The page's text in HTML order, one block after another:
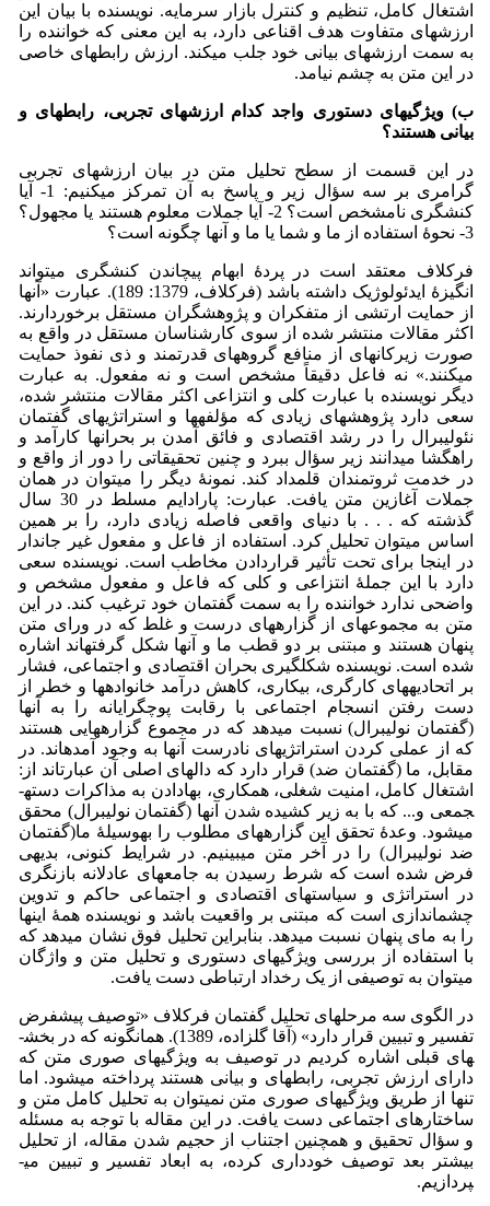
اشتغال کامل، تنظیم و کنترل بازار سرمایه. نویسنده با بیان این
ارزش­های متفاوت هدف اقناعی دارد، به این معنی که خواننده را
به سمت ارزش­های بیانی خود جلب می­کند. ارزش رابطه­ای خاصی
در این متن به چشم نیامد.
ب) ویژگی­های دستوری واجد کدام ارزش­های تجربی، رابطه­ای و
بیانی هستند؟
در این قسمت از سطح تحلیل متن در بیان ارزش­های تجربی
گرامری بر سه سؤال زیر و پاسخ به آن تمرکز می­کنیم: 1- آیا
کنشگری نامشخص است؟ 2- آیا جملات معلوم هستند یا مجهول؟
3- نحوۀ استفاده از ما و شما یا ما و آنها چگونه است؟
فرکلاف معتقد است در پردۀ ابهام پیچاندن کنش­گری می­تواند
انگیزۀ ایدئولوژیک داشته باشد (فرکلاف، 1379: 189). عبارت «آنها
از حمایت ارتشی از متفکران و پژوهشگران مستقل برخوردارند.
اکثر مقالات منتشر شده از سوی کارشناسان مستقل در واقع به
صورت زیرکانه­ای از منافع گروه­های قدرتمند و ذی نفوذ حمایت
می­کنند.» نه فاعل دقیقاً مشخص است و نه مفعول. به عبارت
دیگر نویسنده با عبارت کلی و انتزاعی اکثر مقالات منتشر شده،
سعی دارد پژوهش­های زیادی که مؤلفه­ها و استراتژی­های گفتمان
نئولیبرال را در رشد اقتصادی و فائق آمدن بر بحران­ها کارآمد و
راهگشا می­دانند زیر سؤال ببرد و چنین تحقیقاتی را دور از واقع و
در خدمت ثروتمندان قلمداد کند. نمونۀ دیگر را می­توان در همان
جملات آغازین متن یافت. عبارت: پارادایم مسلط در 30 سال
گذشته که . . . با دنیای واقعی فاصله زیادی دارد، را بر همین
اساس می­توان تحلیل کرد. استفاده از فاعل و مفعول غیر جاندار
در اینجا برای تحت تأثیر قراردادن مخاطب است. نویسنده سعی
دارد با این جملۀ انتزاعی و کلی که فاعل و مفعول مشخص و
واضحی ندارد خواننده را به سمت گفتمان خود ترغیب کند. در این
متن به مجموعه­ای از گزاره­های درست و غلط که در ورای متن
پنهان هستند و مبتنی بر دو قطب ما و آنها شکل گرفته­اند اشاره
شده است. نویسنده شکل­گیری بحران اقتصادی و اجتماعی، فشار
بر اتحادیه­های کارگری، بی­کاری، کاهش درآمد خانواده­ها و خطر از
دست رفتن انسجام اجتماعی با رقابت پوچ­گرایانه را به آنها
(گفتمان نولیبرال) نسبت می­دهد که در مجموع گزاره­هایی هستند
که از عملی کردن استراتژی­های نادرست آنها به وجود آمده­اند. در
مقابل، ما (گفتمان ضد) قرار دارد که دال­های اصلی آن عبارت­اند از:
اشتغال کامل، امنیت شغلی، همکاری، بهادادن به مذاکرات دسته­
جمعی و... که با به زیر کشیده شدن آنها (گفتمان نولیبرال) محقق
می­شود. وعدۀ تحقق این گزاره­های مطلوب را به­وسیلۀ ما(گفتمان
ضد نولیبرال) را در آخر متن می­بینیم. در شرایط کنونی، بدیهی
فرض شده است که شرط رسیدن به جامعه­ای عادلانه بازنگری
در استراتژی و سیاست­های اقتصادی و اجتماعی حاکم و تدوین
چشم­اندازی است که مبتنی بر واقعیت باشد و نویسنده همۀ اینها
را به مای پنهان نسبت می­دهد. بنابراین تحلیل فوق نشان می‏دهد که
با استفاده از بررسی ویژگی­های دستوری و تحلیل متن و واژگان
می­توان به توصیفی از یک رخداد ارتباطی دست یافت.
در الگوی سه مرحله­ای تحلیل گفتمان فرکلاف «توصیف پیش­فرض
تفسیر و تبیین قرار دارد» (آقا گل­زاده، 1389). همان­گونه که در بخش­
های قبلی اشاره کردیم در توصیف به ویژگی‏های صوری متن که
دارای ارزش تجربی، رابطه­ای و بیانی هستند پرداخته می­شود. اما
تنها از طریق ویژگی­های صوری متن نمی­توان به تحلیل کامل متن و
ساختارهای اجتماعی دست یافت. در این مقاله با توجه به مسئله
و سؤال تحقیق و همچنین اجتناب از حجیم شدن مقاله، از تحلیل
بیشتر بعد توصیف خودداری کرده، به ابعاد تفسیر و تبیین می­
پردازیم.